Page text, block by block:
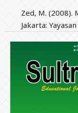
Zed, M. (2008).
Jakarta: